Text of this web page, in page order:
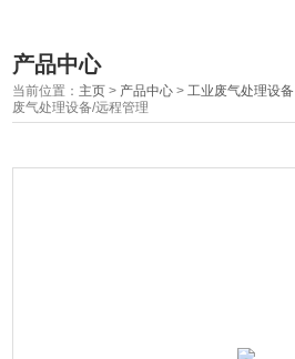
产品中心
当前位置： 主页 > 产品中心 >工业废气处理设备
废气处理设备/远程管理